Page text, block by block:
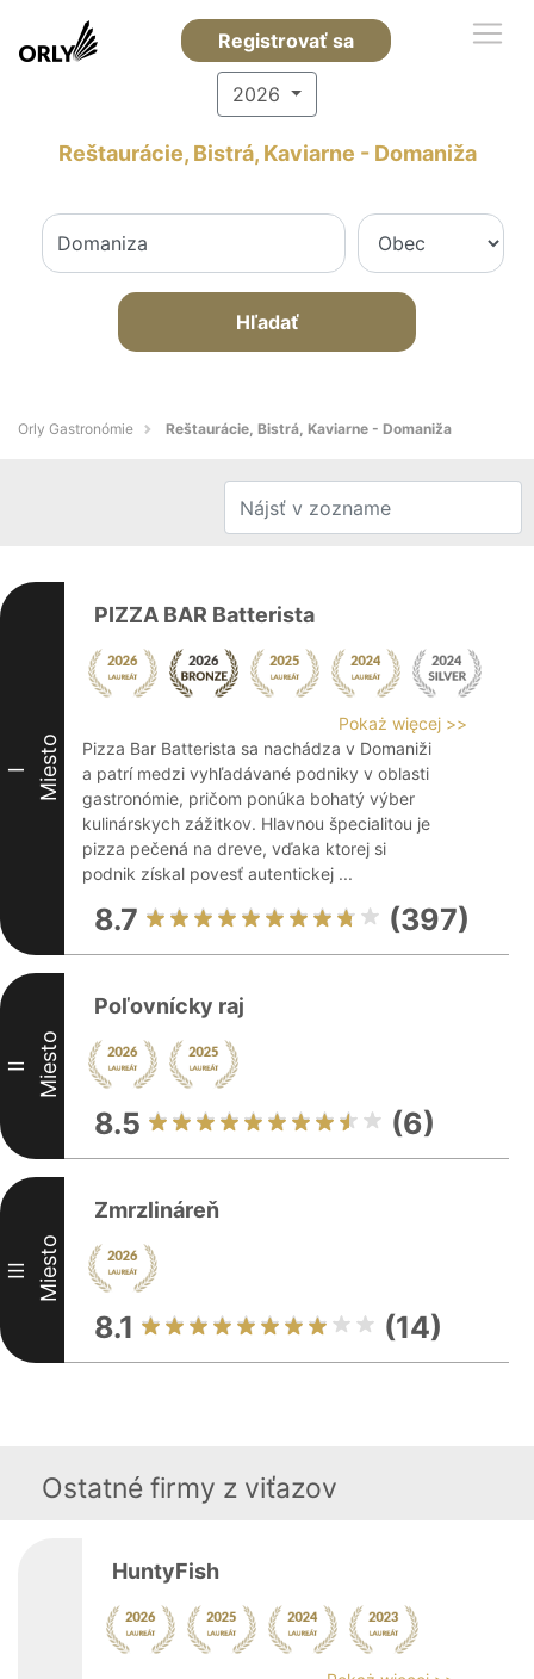
Registrovať sa
2026
Reštaurácie, Bistrá, Kaviarne - Domaniža
Hľadať
Orly Gastronómie Reštaurácie, Bistrá, Kaviarne - Domaniža
I Miesto
PIZZA BAR Batterista
Pokaż więcej >>
Pizza Bar Batterista sa nachádza v Domaniži
a patrí medzi vyhľadávané podniky v oblasti
gastronómie, pričom ponúka bohatý výber
kulinárskych zážitkov. Hlavnou špecialitou je
pizza pečená na dreve, vďaka ktorej si
podnik získal povesť autentickej ...
8.7 (397)
II Miesto
Poľovnícky raj
8.5 (6)
III Miesto
Zmrzlináreň
8.1 (14)
Ostatné firmy z viťazov
HuntyFish